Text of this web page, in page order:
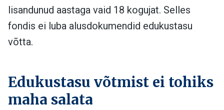
lisandunud aastaga vaid 18 kogujat. Selles
fondis ei luba alusdokumendid edukustasu
võtta.
Edukustasu võtmist ei tohiks
maha salata